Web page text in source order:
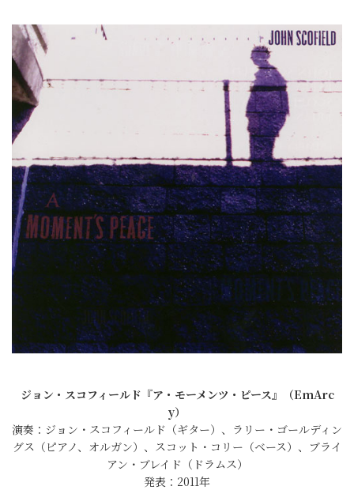
ジョン・スコフィールド『ア・モーメンツ・ピース』（EmArc
y）
演奏：ジョン・スコフィールド（ギター）、ラリー・ゴールディン
グス（ピアノ、オルガン）、スコット・コリー（ベース）、ブライ
アン・ブレイド（ドラムス）
発表：2011年